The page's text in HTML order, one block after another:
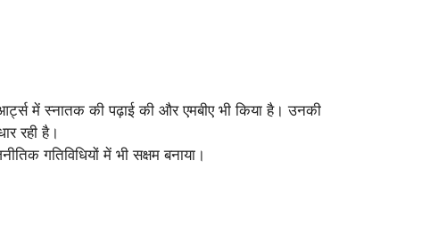
आर्ट्स में स्नातक की पढ़ाई की और एमबीए भी किया है। उनकी
रही है।
गतिविधियों में भी सक्षम बनाया।